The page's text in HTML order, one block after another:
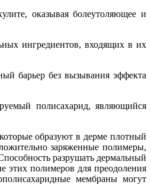
оказывая болеутоляющее и
ингредиентов, входящих в их
барьер без вызывания эффекта
полисахарид, являющийся
образуют в дерме плотный
заряженные полимеры,
разрушать дермальный
этих полимеров для преодоления
мембраны могут